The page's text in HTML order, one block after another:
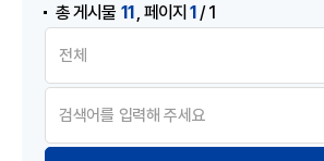
총 게시물 11 ,페이지1/ 1